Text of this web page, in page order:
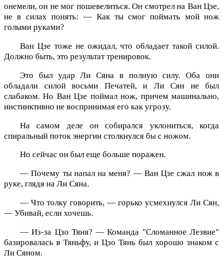
онемели, он не мог пошевелиться. Он смотрел на Ван Цзе,
не в силах понять: — Как ты смог поймать мой нож
голыми руками?
Ван Цзе тоже не ожидал, что обладает такой силой.
Должно быть, это результат тренировок.
Это был удар Ли Сяна в полную силу. Оба они
обладали силой восьми Печатей, и Ли Сян не был
слабаком. Но Ван Цзе поймал нож, причем машинально,
инстинктивно не воспринимая его как угрозу.
На самом деле он собирался уклониться, когда
спиральный поток энергии столкнулся бы с ножом.
Но сейчас он был еще больше поражен.
— Почему ты напал на меня? — Ван Цзе сжал нож в
руке, глядя на Ли Сяна.
— Что толку говорить, — горько усмехнулся Ли Сян,
— Убивай, если хочешь.
— Из-за Цзо Тяня? — Команда "Сломанное Лезвие"
базировалась в Тяньфу, и Цзо Тянь был хорошо знаком с
Ли Сяном.